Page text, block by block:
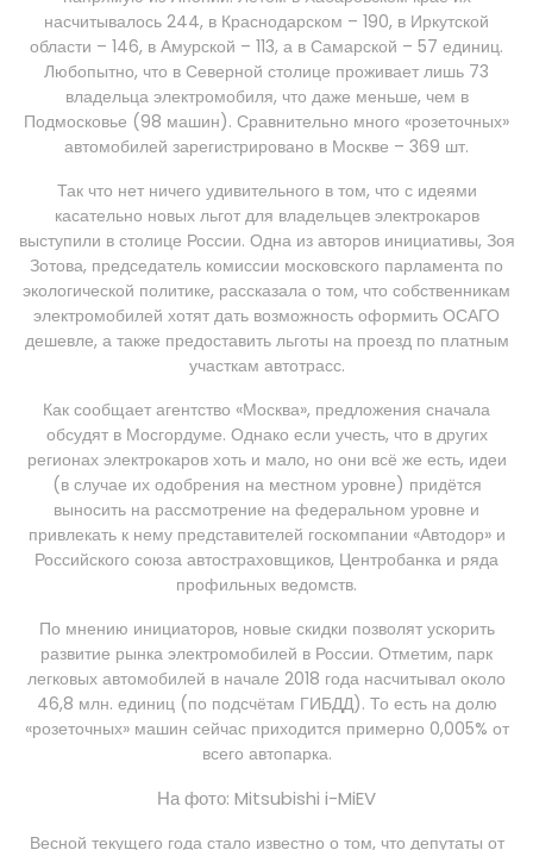
насчитывалось 244, в Краснодарском – 190, в Иркутской
области – 146, в Амурской – 113, а в Самарской – 57 единиц.
Любопытно, что в Северной столице проживает лишь 73
владельца электромобиля, что даже меньше, чем в
Подмосковье (98 машин). Сравнительно много «розеточных»
автомобилей зарегистрировано в Москве – 369 шт.
Так что нет ничего удивительного в том, что с идеями
касательно новых льгот для владельцев электрокаров
выступили в столице России. Одна из авторов инициативы, Зоя
Зотова, председатель комиссии московского парламента по
экологической политике, рассказала о том, что собственникам
электромобилей хотят дать возможность оформить ОСАГО
дешевле, а также предоставить льготы на проезд по платным
участкам автотрасс.
Как сообщает агентство «Москва», предложения сначала
обсудят в Мосгордуме. Однако если учесть, что в других
регионах электрокаров хоть и мало, но они всё же есть, идеи
(в случае их одобрения на местном уровне) придётся
выносить на рассмотрение на федеральном уровне и
привлекать к нему представителей госкомпании «Автодор» и
Российского союза автостраховщиков, Центробанка и ряда
профильных ведомств.
По мнению инициаторов, новые скидки позволят ускорить
развитие рынка электромобилей в России. Отметим, парк
легковых автомобилей в начале 2018 года насчитывал около
46,8 млн. единиц (по подсчётам ГИБДД). То есть на долю
«розеточных» машин сейчас приходится примерно 0,005% от
всего автопарка.
На фото: Mitsubishi i-MiEV
Весной текущего года стало известно о том, что депутаты от